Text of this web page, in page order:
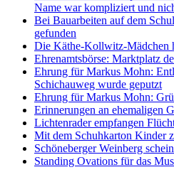
Name war kompliziert und
Bei Bauarbeiten auf dem
gefunden
Die Käthe-Kollwitz-Mädchen
Ehrenamtsbörse: Marktplatz
Ehrung für Markus Mohn:
Schichauweg wurde geputzt
Ehrung für Markus Mohn:
Erinnerungen an ehemaligen
Lichtenrader empfangen
Mit dem Schuhkarton Kinder
Schöneberger Weinberg
Standing Ovations für das